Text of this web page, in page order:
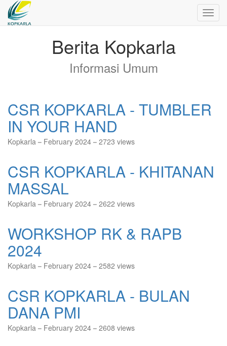
Berita Kopkarla
Informasi Umum
CSR KOPKARLA - TUMBLER
IN YOUR HAND
Kopkarla February 2024 2723 views
CSR KOPKARLA - KHITANAN
MASSAL
Kopkarla February 2024 2622 views
WORKSHOP RK & RAPB
2024
Kopkarla February 2024 2582 views
CSR KOPKARLA - BULAN
DANA PMI
Kopkarla February 2024 2608 views